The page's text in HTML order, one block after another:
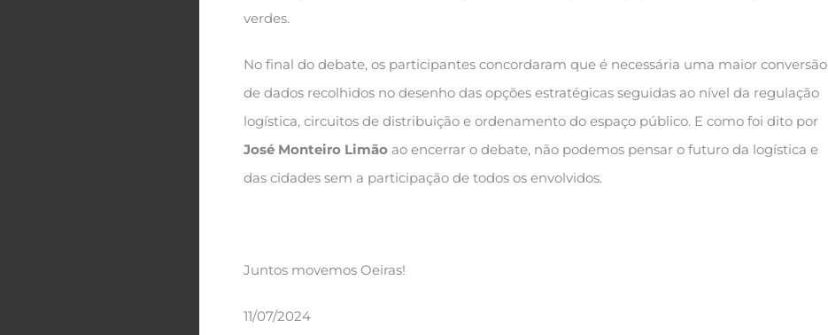
verdes.
No final do debate, os participantes concordaram que é necessária uma maior conversão
de dados recolhidos no desenho das opções estratégicas seguidas ao nível da regulação
logística, circuitos de distribuição e ordenamento do espaço público. E como foi dito por
José Monteiro Limãoao encerrar o debate, não podemos pensar o futuro da logística e
das cidades sem a participação de todos os envolvidos.
Juntos movemos Oeiras!
11/07/2024